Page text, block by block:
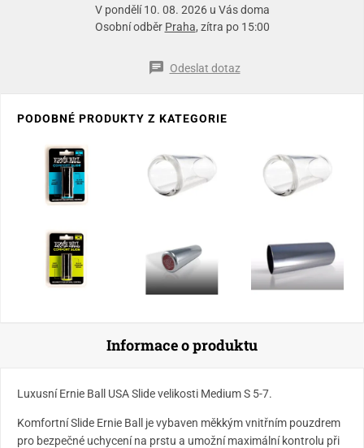
V pondělí 10. 08. 2026 u Vás doma
Osobní odběr Praha, zítra po 15:00
Odeslat dotaz
PODOBNÉ PRODUKTY Z KATEGORIE
Informace o produktu
Luxusní Ernie Ball USA Slide velikosti Medium S 5-7.
Komfortní Slide Ernie Ball je vybaven měkkým vnitřním pouzdrem
pro bezpečné uchycení na prstu a umožní maximální kontrolu při